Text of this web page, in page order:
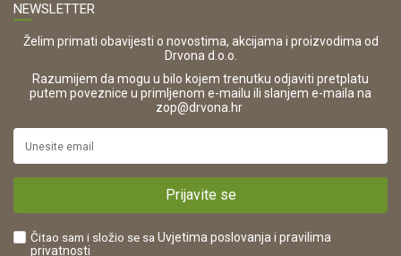
OIB:
42821181683
16280
https://www.drvona.hr/
POREZNI BROJ:
Zaštita privatnosti i osobnih podataka
Korištenje kolačića
Pravo na odustajanje i jednostrani raskid ugovora
Reklamacije
Plaćanje karticama
Što dobivam registracijom?
NEWSLETTER
Želim primati obavijesti o novostima, akcijama i proizvodima od
Drvona d.o.o.
Razumijem da mogu u bilo kojem trenutku odjaviti pretplatu
putem poveznice u primljenom e-mailu ili slanjem e-maila na
zop@drvona.hr
Prijavite se
Čitao sam i složio se sa Uvjetima poslovanja i pravilima
privatnosti